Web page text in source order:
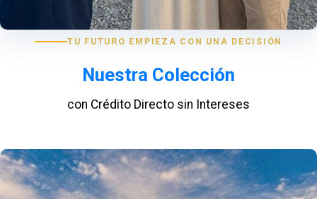
TU FUTURO EMPIEZA CON UNA DECISIÓN
Nuestra Colección
con Crédito Directo sin Intereses